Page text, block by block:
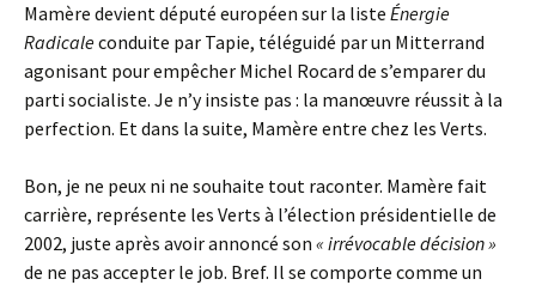
Mamère devient député européen sur la liste Énergie
Radicaleconduite par Tapie, téléguidé par un Mitterrand
agonisant pour empêcher Michel Rocard de s’emparer du
parti socialiste. Je n’y insiste pas : la manœuvre réussit à la
perfection. Et dans la suite, Mamère entre chez les Verts.
Bon, je ne peux ni ne souhaite tout raconter. Mamère fait
carrière, représente les Verts à l’élection présidentielle de
2002, juste après avoir annoncé son « irrévocable décision »
de ne pas accepter le job. Bref. Il se comporte comme un